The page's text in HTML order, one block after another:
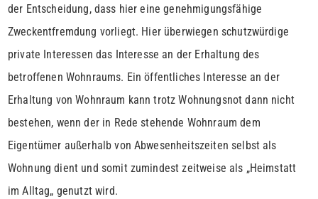
der Entscheidung, dass hier eine genehmigungsfähige
Zweckentfremdung vorliegt. Hier überwiegen schutzwürdige
private Interessen das Interesse an der Erhaltung des
betroffenen Wohnraums. Ein öffentliches Interesse an der
Erhaltung von Wohnraum kann trotz Wohnungsnot dann nicht
bestehen, wenn der in Rede stehende Wohnraum dem
Eigentümer außerhalb von Abwesenheitszeiten selbst als
Wohnung dient und somit zumindest zeitweise als „Heimstatt
im Alltag„ genutzt wird.